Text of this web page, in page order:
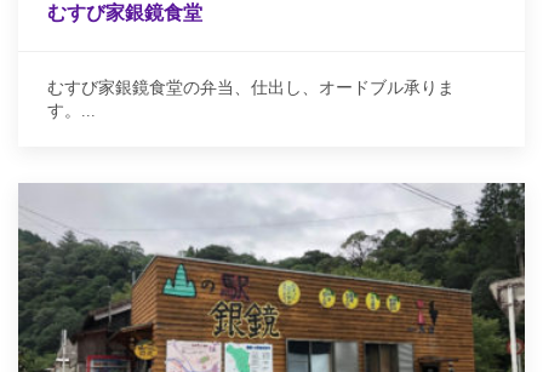
むすび家銀鏡食堂
むすび家銀鏡食堂の弁当、仕出し、オードブル承りま
す。...